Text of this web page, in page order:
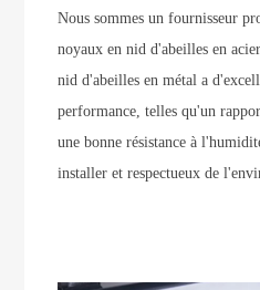
Nous sommes un fournisseur
noyaux en nid d'abeilles en
nid d'abeilles en métal a
performance, telles qu'un
une bonne résistance à
installer et respectueux de